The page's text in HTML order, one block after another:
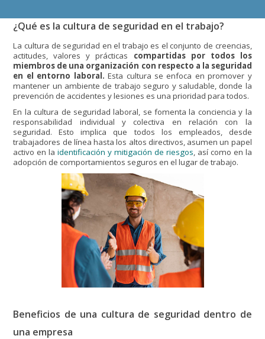
¿Qué es la cultura de seguridad en el trabajo?
La cultura de seguridad en el trabajo es el conjunto de creencias,
actitudes, valores y prácticas compartidas por todos los
miembros de una organización con respecto a la seguridad
en el entorno laboral. Esta cultura se enfoca en promover y
mantener un ambiente de trabajo seguro y saludable, donde la
prevención de accidentes y lesiones es una prioridad para todos.
En la cultura de seguridad laboral, se fomenta la conciencia y la
responsabilidad individual y colectiva en relación con la
seguridad. Esto implica que todos los empleados, desde
trabajadores de línea hasta los altos directivos, asumen un papel
activo en laidentificación y mitigación de riesgos, así como en la
adopción de comportamientos seguros en el lugar de trabajo.
Beneficios de una cultura de seguridad dentro de
una empresa